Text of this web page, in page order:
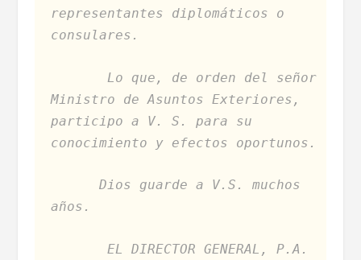
representantes diplomáticos o
consulares.
Lo que, de orden del señor
Ministro de Asuntos Exteriores,
participo a V. S. para su
conocimiento y efectos oportunos.
Dios guarde a V.S. muchos
años.
EL DIRECTOR GENERAL, P.A.